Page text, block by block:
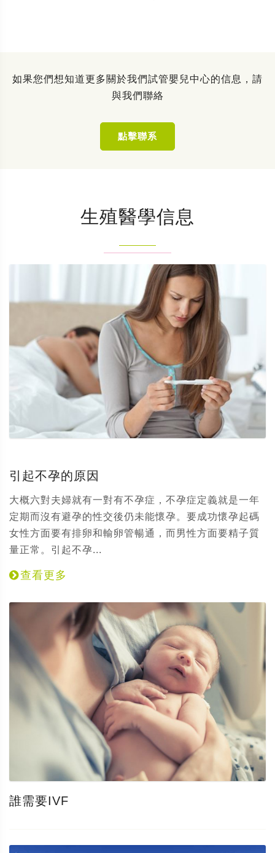
如果您們想知道更多關於我們試管嬰兒中心的信息，請
與我們聯絡
點擊聯系
生殖醫學信息
引起不孕的原因
大概六對夫婦就有一對有不孕症，不孕症定義就是一年
定期而沒有避孕的性交後仍未能懷孕。要成功懷孕起碼
女性方面要有排卵和輸卵管暢通，而男性方面要精子質
量正常。引起不孕...
查看更多
誰需要IVF